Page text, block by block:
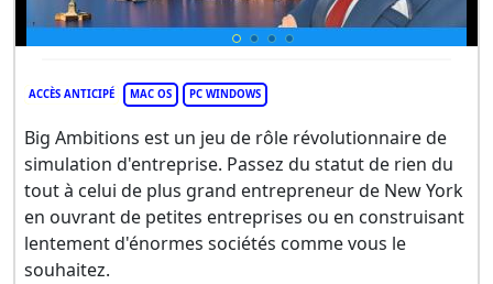
ACCÈS ANTICIPÉ MAC OS PC WINDOWS
Big Ambitions est un jeu de rôle révolutionnaire de
simulation d'entreprise. Passez du statut de rien du
tout à celui de plus grand entrepreneur de New York
en ouvrant de petites entreprises ou en construisant
lentement d'énormes sociétés comme vous le
souhaitez.